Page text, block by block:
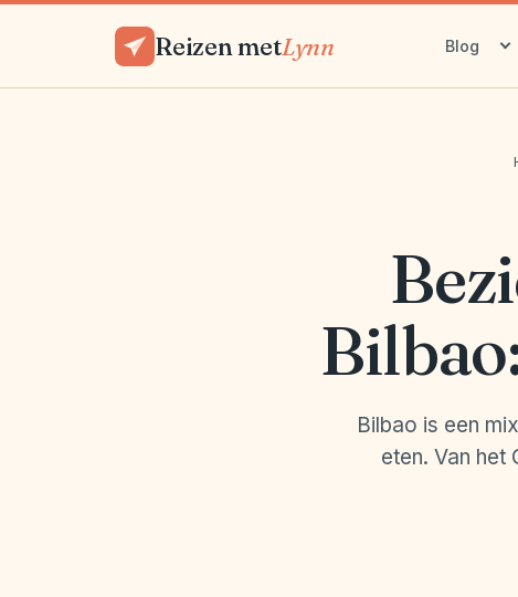
Reizen metLynn Blog
Bilbao is een
eten. Van het